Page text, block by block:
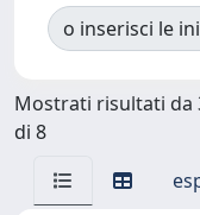
o inserisci le
Mostrati risultati da
di 8